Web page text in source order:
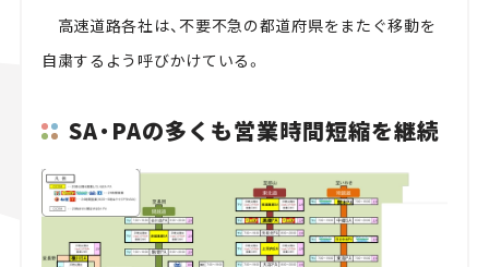
高速道路各社は、不要不急の都道府県をまたぐ移動を
自粛するよう呼びかけている。
SA・PAの多くも営業時間短縮を継続